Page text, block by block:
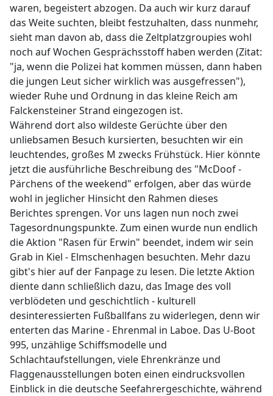
waren, begeistert abzogen. Da auch wir kurz darauf
das Weite suchten, bleibt festzuhalten, dass nunmehr,
sieht man davon ab, dass die Zeltplatzgroupies wohl
noch auf Wochen Gesprächsstoff haben werden (Zitat:
"ja, wenn die Polizei hat kommen müssen, dann haben
die jungen Leut sicher wirklich was ausgefressen"),
wieder Ruhe und Ordnung in das kleine Reich am
Falckensteiner Strand eingezogen ist.
Während dort also wildeste Gerüchte über den
unliebsamen Besuch kursierten, besuchten wir ein
leuchtendes, großes M zwecks Frühstück. Hier könnte
jetzt die ausführliche Beschreibung des "McDoof -
Pärchens of the weekend" erfolgen, aber das würde
wohl in jeglicher Hinsicht den Rahmen dieses
Berichtes sprengen. Vor uns lagen nun noch zwei
Tagesordnungspunkte. Zum einen wurde nun endlich
die Aktion "Rasen für Erwin" beendet, indem wir sein
Grab in Kiel - Elmschenhagen besuchten. Mehr dazu
gibt's hier auf der Fanpage zu lesen. Die letzte Aktion
diente dann schließlich dazu, das Image des voll
verblödeten und geschichtlich - kulturell
desinteressierten Fußballfans zu widerlegen, denn wir
enterten das Marine - Ehrenmal in Laboe. Das U-Boot
995, unzählige Schiffsmodelle und
Schlachtaufstellungen, viele Ehrenkränze und
Flaggenausstellungen boten einen eindrucksvollen
Einblick in die deutsche Seefahrergeschichte, während